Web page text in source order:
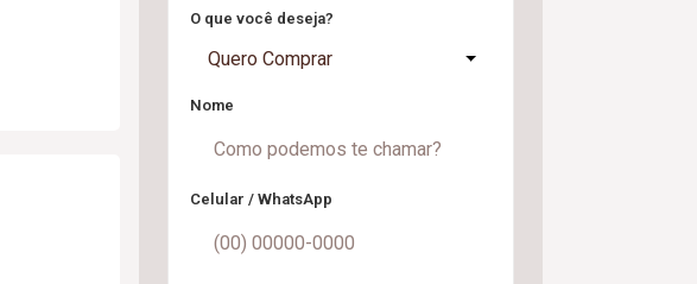
O que você deseja?
Quero Comprar
Nome
Celular / WhatsApp